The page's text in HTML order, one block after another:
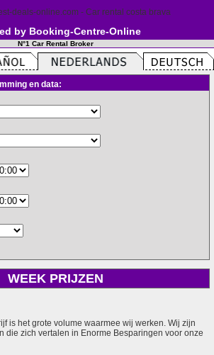
by Booking-Centre-Online
N°1 Car Rental Broker
en data:
WEEK PRIJZEN
is het grote volume waarmee wij werken. Wij zijn
die zich vertalen in Enorme Besparingen voor onze